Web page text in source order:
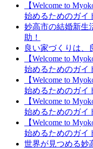
【Welcome to
始めるためのガ
妙高市の結婚新生
助！
良い家づくりは、
【Welcome to
始めるためのガ
【Welcome to
始めるためのガ
【Welcome to
始めるためのガ
【Welcome to
始めるためのガ
世界が見つめる妙